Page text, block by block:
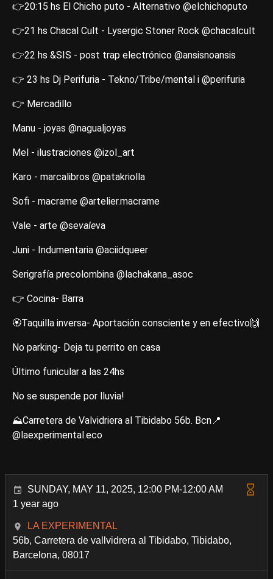
👉20:15 hs El Chicho puto - Alternativo @elchichoputo
👉21 hs Chacal Cult - Lysergic Stoner Rock @chacalcult
👉22 hs &SIS - post trap electrónico @ansisnoansis
👉 23 hs Dj Perifuria - Tekno/Tribe/mental i @perifuria
👉 Mercadillo
Manu - joyas @nagualjoyas
Mel - ilustraciones @izol_art
Karo - marcalibros @patakriolla
Sofi - macrame @artelier.macrame
Vale - arte @sevaleva
Juni - Indumentaria @aciidqueer
Serigrafía precolombina @lachakana_asoc
👉 Cocina- Barra
🏵Taquilla inversa- Aportación consciente y en efectivo🙌
No parking- Deja tu perrito en casa
Último funicular a las 24hs
No se suspende por lluvia!
⛰Carretera de Valvidriera al Tibidabo 56b. Bcn📍
@laexperimental.eco
SUNDAY, MAY 11, 2025, 12:00 PM-12:00 AM
1 year ago
LA EXPERIMENTAL
56b, Carretera de vallvidrera al Tibidabo, Tibidabo,
Barcelona, 08017